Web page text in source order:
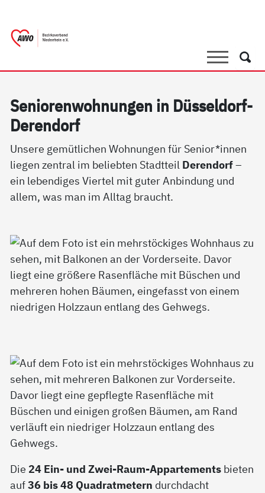
SucheSuche
Se­nio­ren­woh­nun­gen in Düs­sel­dorf-
De­ren­dorf
Unsere gemütlichen Wohnungen für Senior*innen
liegen zentral im beliebten Stadtteil Derendorf–
ein lebendiges Viertel mit guter Anbindung und
allem, was man im Alltag braucht.
Die 24 Ein- und Zwei-Raum-Appartements bieten
auf36 bis 48 Quadratmetern durchdacht